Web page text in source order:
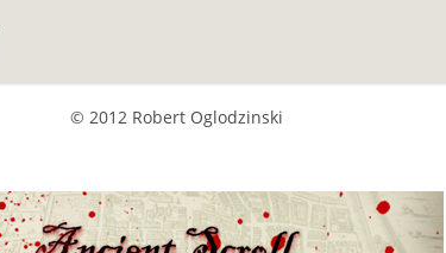
© 2012 Robert Oglodzinski